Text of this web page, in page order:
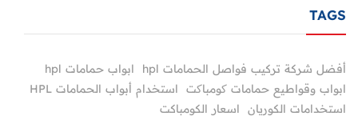
TAGS
أفضل شركة تركيب فواصل الحمامات hpl
ابواب حمامات hpl
ابواب وقواطيع حمامات کومباکت
استخدام أبواب الحمامات HPL
استخدامات الكوريان
اسعار الكومباكت